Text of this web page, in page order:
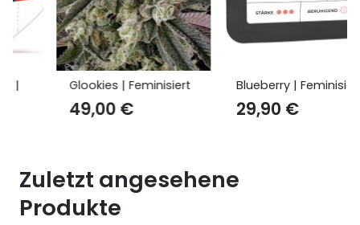
Glookies | Feminisiert
49,00€
Blueberry | Feminisiert
29,90€
Zuletzt angesehene
Produkte